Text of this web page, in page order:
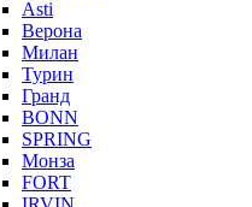
Asti
Верона
Милан
Турин
Гранд
BONN
SPRING
Монза
FORT